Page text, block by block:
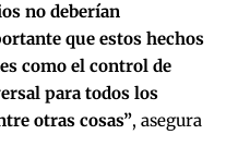
no deberían
que estos hechos
como el control de
para todos los
otras cosas”, asegura